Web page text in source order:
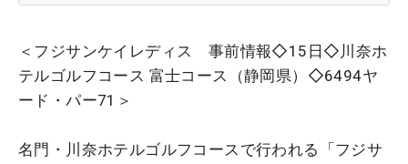
＜フジサンケイレディス 事前情報◇15日◇川奈ホ
テルゴルフコース 富士コース（静岡県）◇6494ヤ
ード・パー71＞
名門・川奈ホテルゴルフコースで行われる「フジサ